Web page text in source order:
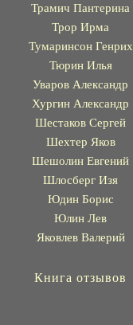
Трамич Пантерина
Трор Ирма
Тумаринсон Генрих
Тюрин Илья
Уваров Александр
Хургин Александр
Шестаков Сергей
Шехтер Яков
Шешолин Евгений
Шлосберг Изя
Юдин Борис
Юлин Лев
Яковлев Валерий
Книга отзывов